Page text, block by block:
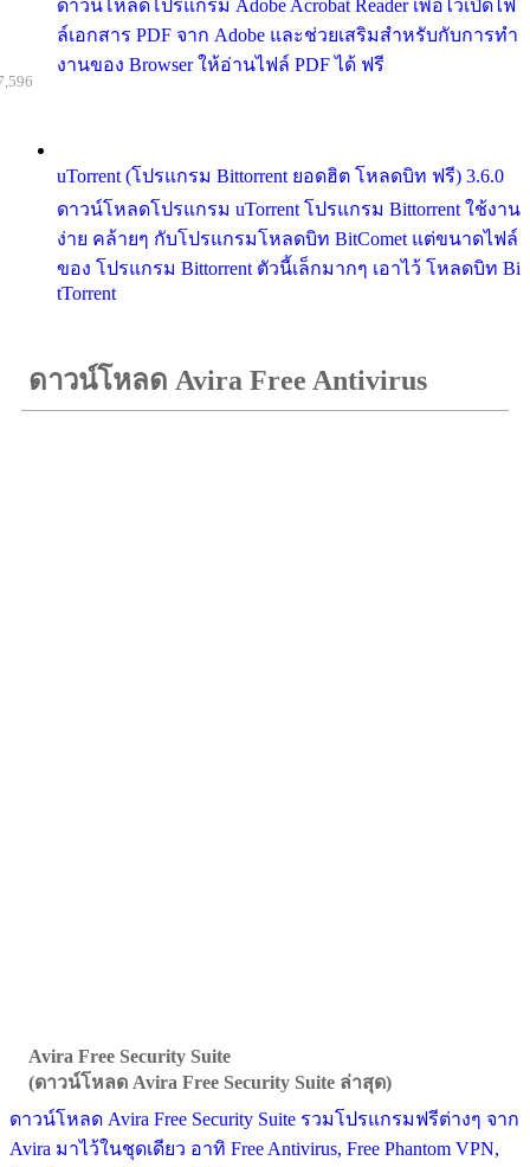
ดาวน์โหลดโปรแกรม Adobe Acrobat Reader เพื่อไว้เปิดไฟ
ล์เอกสาร PDF จาก Adobe และช่วยเสริมสำหรับกับการทำ
งานของ Browser ให้อ่านไฟล์ PDF ได้ ฟรี
uTorrent (โปรแกรม Bittorrent ยอดฮิต โหลดบิท ฟรี) 3.6.0
ดาวน์โหลดโปรแกรม uTorrent โปรแกรม Bittorrent ใช้งาน
ง่าย คล้ายๆ กับโปรแกรมโหลดบิท BitComet แต่ขนาดไฟล์
ของ โปรแกรม Bittorrent ตัวนี้เล็กมากๆ เอาไว้ โหลดบิท Bi
tTorrent
ดาวน์โหลด Avira Free Antivirus
Avira Free Security Suite
(ดาวน์โหลด Avira Free Security Suite ล่าสุด)
ดาวน์โหลด Avira Free Security Suite รวมโปรแกรมฟรีต่างๆ จาก
Avira มาไว้ในชุดเดียว อาทิ Free Antivirus, Free Phantom VPN,